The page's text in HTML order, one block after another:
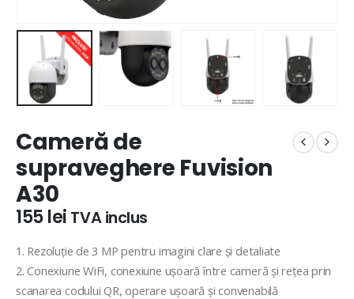
Cameră de
supraveghere Fuvision
A30
155lei TVA inclus
1. Rezoluție de 3 MP pentru imagini clare și detaliate
2. Conexiune WiFi, conexiune ușoară între cameră și rețea prin
scanarea codului QR, operare ușoară și convenabilă